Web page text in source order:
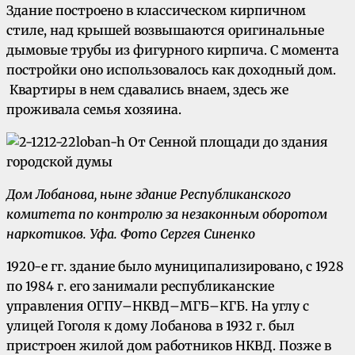
Здание построено в классическом кирпичном
стиле, над крышей возвышаются оригинальные
дымовые трубы из фигурного кирпича. С момента
постройки оно использовалось как доходный дом.
Квартиры в нем сдавались внаем, здесь же
проживала семья хозяина.
Дом Лобанова, ныне здание Республиканского
комитета по контролю за незаконным оборотом
наркотиков. Уфа. Фото Сергея Синенко
1920-е гг. здание было муниципализировано, с 1928
по 1984 г. его занимали республиканские
управления ОГПУ–НКВД–МГБ–КГБ. На углу с
улицей Гоголя к дому Лобанова в 1932 г. был
пристроен жилой дом работников НКВД. Позже в